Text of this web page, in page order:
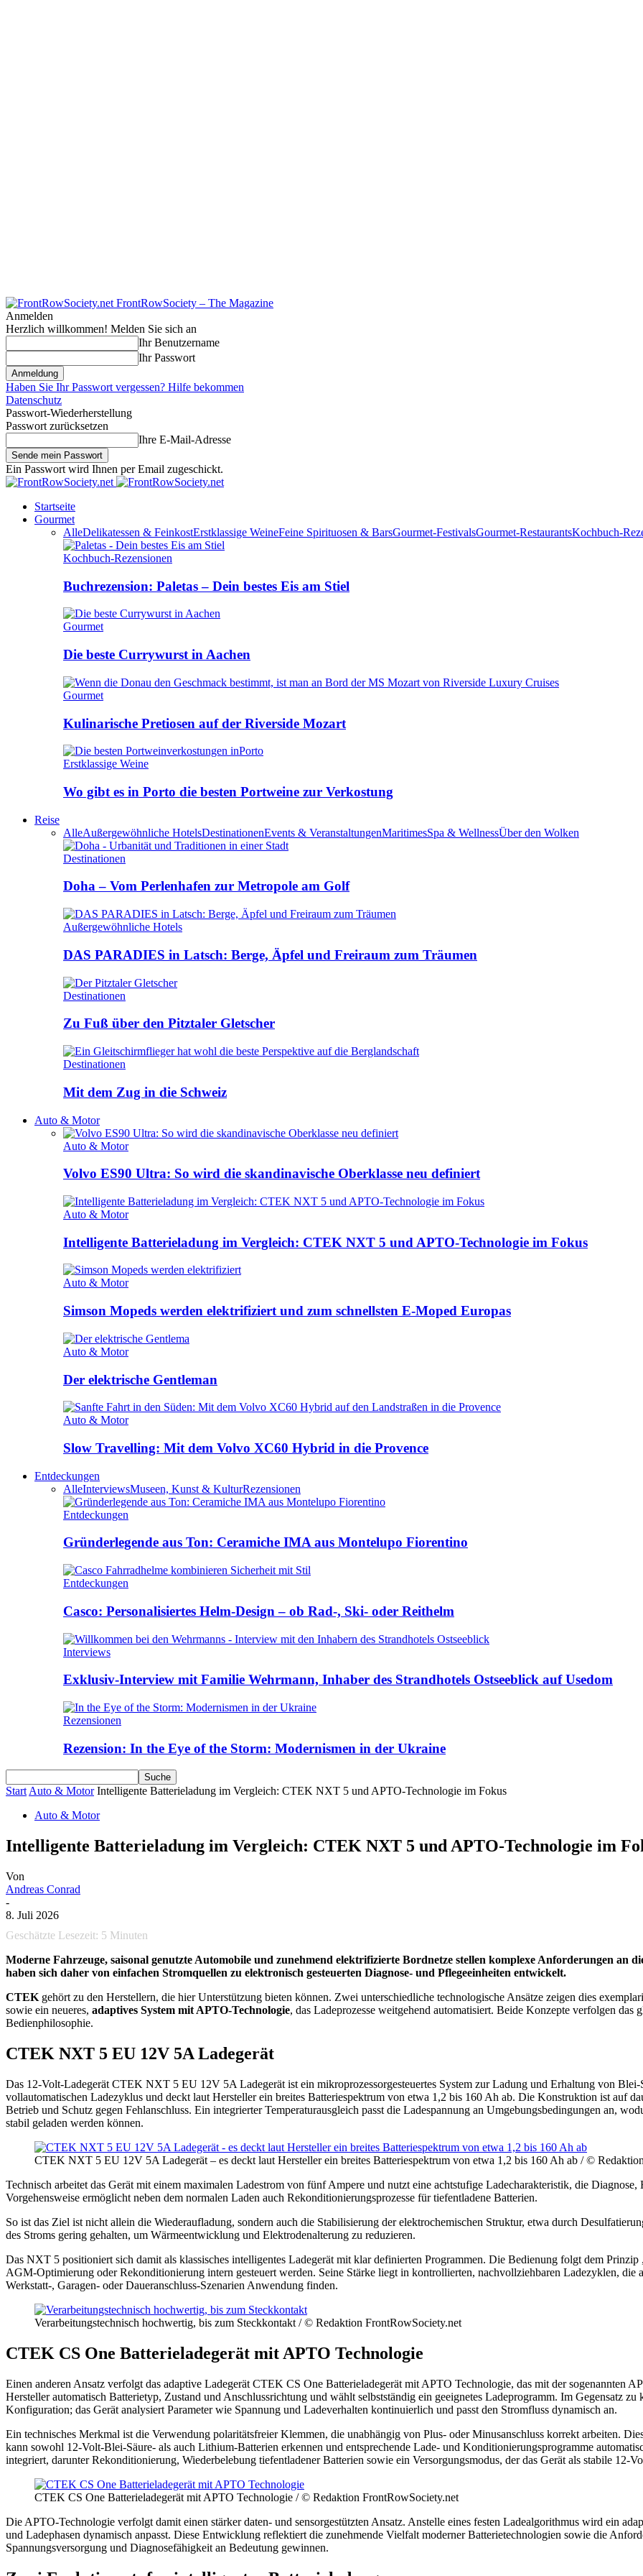
FrontRowSociety – The Magazine
Anmelden
Herzlich willkommen! Melden Sie sich an
Ihr Benutzername
Ihr Passwort
Haben Sie Ihr Passwort vergessen? Hilfe bekommen
Datenschutz
Passwort-Wiederherstellung
Passwort zurücksetzen
Ihre E-Mail-Adresse
Ein Passwort wird Ihnen per Email zugeschickt.
Startseite
Gourmet
AlleDelikatessen & FeinkostErstklassige WeineFeine Spirituosen & BarsGourmet-FestivalsGourmet-RestaurantsKochbuch-
Kochbuch-Rezensionen
Buchrezension: Paletas – Dein bestes Eis am Stiel
Gourmet
Die beste Currywurst in Aachen
Gourmet
Kulinarische Pretiosen auf der Riverside Mozart
Erstklassige Weine
Wo gibt es in Porto die besten Portweine zur Verkostung
Reise
AlleAußergewöhnliche HotelsDestinationenEvents & VeranstaltungenMaritimesSpa & WellnessÜber den Wolken
Destinationen
Doha – Vom Perlenhafen zur Metropole am Golf
Außergewöhnliche Hotels
DAS PARADIES in Latsch: Berge, Äpfel und Freiraum zum Träumen
Destinationen
Zu Fuß über den Pitztaler Gletscher
Destinationen
Mit dem Zug in die Schweiz
Auto & Motor
Auto & Motor
Volvo ES90 Ultra: So wird die skandinavische Oberklasse neu definiert
Auto & Motor
Intelligente Batterieladung im Vergleich: CTEK NXT 5 und APTO-Technologie im Fokus
Auto & Motor
Simson Mopeds werden elektrifiziert und zum schnellsten E-Moped Europas
Auto & Motor
Der elektrische Gentleman
Auto & Motor
Slow Travelling: Mit dem Volvo XC60 Hybrid in die Provence
Entdeckungen
AlleInterviewsMuseen, Kunst & KulturRezensionen
Entdeckungen
Gründerlegende aus Ton: Ceramiche IMA aus Montelupo Fiorentino
Entdeckungen
Casco: Personalisiertes Helm-Design – ob Rad-, Ski- oder Reithelm
Interviews
Exklusiv-Interview mit Familie Wehrmann, Inhaber des Strandhotels Ostseeblick auf Usedom
Rezensionen
Rezension: In the Eye of the Storm: Modernismen in der Ukraine
StartAuto & Motor Intelligente Batterieladung im Vergleich: CTEK NXT 5 und APTO-Technologie im Fokus
Auto & Motor
Intelligente Batterieladung im Vergleich: CTEK NXT 5 und APTO-Technologie im
Von
Andreas Conrad
-
8. Juli 2026
Geschätzte Lesezeit: 5 Minuten
Moderne Fahrzeuge, saisonal genutzte Automobile und zunehmend elektrifizierte Bordnetze stellen komplexe Anforderungen an
haben sich daher von einfachen Stromquellen zu elektronisch gesteuerten Diagnose- und Pflegeeinheiten entwickelt.
CTEK gehört zu den Herstellern, die hier Unterstützung bieten können. Zwei unterschiedliche technologische Ansätze zeigen dies
sowie ein neueres, adaptives System mit APTO-Technologie, das Ladeprozesse weitgehend automatisiert. Beide Konzepte verfolgen
Bedienphilosophie.
CTEK NXT 5 EU 12V 5A Ladegerät
Das 12-Volt-Ladegerät CTEK NXT 5 EU 12V 5A Ladegerät ist ein mikroprozessorgesteuertes System zur Ladung und Erhaltung von
vollautomatischen Ladezyklus und deckt laut Hersteller ein breites Batteriespektrum von etwa 1,2 bis 160 Ah ab. Die Konstruktion ist auf
Betrieb und Schutz gegen Fehlanschluss. Ein integrierter Temperaturausgleich passt die Ladespannung an Umgebungsbedingungen an,
stabil geladen werden können.
CTEK NXT 5 EU 12V 5A Ladegerät – es deckt laut Hersteller ein breites Batteriespektrum von etwa 1,2 bis 160 Ah ab / ©
Technisch arbeitet das Gerät mit einem maximalen Ladestrom von fünf Ampere und nutzt eine achtstufige Ladecharakteristik, die
Vorgehensweise ermöglicht neben dem normalen Laden auch Rekonditionierungsprozesse für tiefentladene Batterien.
So ist das Ziel ist nicht allein die Wiederaufladung, sondern auch die Stabilisierung der elektrochemischen Struktur, etwa durch
des Stroms gering gehalten, um Wärmeentwicklung und Elektrodenalterung zu reduzieren.
Das NXT 5 positioniert sich damit als klassisches intelligentes Ladegerät mit klar definierten Programmen. Die Bedienung folgt dem
AGM-Optimierung oder Rekonditionierung intern gesteuert werden. Seine Stärke liegt in kontrollierten, nachvollziehbaren Ladezyklen, die
Werkstatt-, Garagen- oder Daueranschluss-Szenarien Anwendung finden.
Verarbeitungstechnisch hochwertig, bis zum Steckkontakt / © Redaktion FrontRowSociety.net
CTEK CS One Batterieladegerät mit APTO Technologie
Einen anderen Ansatz verfolgt das adaptive Ladegerät CTEK CS One Batterieladegerät mit APTO Technologie, das mit der sogenannten
Hersteller automatisch Batterietyp, Zustand und Anschlussrichtung und wählt selbstständig ein geeignetes Ladeprogramm. Im Gegensatz
Konfiguration; das Gerät analysiert Parameter wie Spannung und Ladeverhalten kontinuierlich und passt den Stromfluss dynamisch an.
Ein technisches Merkmal ist die Verwendung polaritätsfreier Klemmen, die unabhängig von Plus- oder Minusanschluss korrekt arbeiten.
kann sowohl 12-Volt-Blei-Säure- als auch Lithium-Batterien erkennen und entsprechende Lade- und Konditionierungsprogramme
integriert, darunter Rekonditionierung, Wiederbelebung tiefentladener Batterien sowie ein Versorgungsmodus, der das Gerät als stabile 12-
CTEK CS One Batterieladegerät mit APTO Technologie / © Redaktion FrontRowSociety.net
Die APTO-Technologie verfolgt damit einen stärker daten- und sensorgestützten Ansatz. Anstelle eines festen Ladealgorithmus wird ein
und Ladephasen dynamisch anpasst. Diese Entwicklung reflektiert die zunehmende Vielfalt moderner Batterietechnologien sowie die
Spannungsversorgung und Diagnosefähigkeit an Bedeutung gewinnen.